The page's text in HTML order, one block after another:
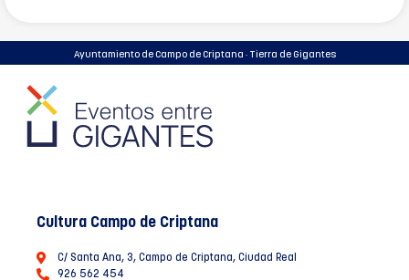
Ayuntamiento de Campo de Criptana · Tierra de Gigantes
Cultura Campo de Criptana
C/ Santa Ana, 3, Campo de Criptana, Ciudad Real
926 562 454